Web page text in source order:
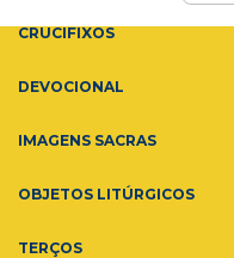
CRUCIFIXOS
DEVOCIONAL
IMAGENS SACRAS
OBJETOS LITÚRGICOS
TERÇOS